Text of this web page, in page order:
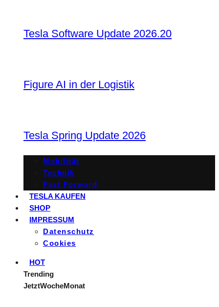
Tesla Software Update 2026.20
Figure AI in der Logistik
Tesla Spring Update 2026
Mobilität
Technik
Fast Forward
TESLA KAUFEN
SHOP
IMPRESSUM
Datenschutz
Cookies
HOT
Trending
JetztWocheMonat